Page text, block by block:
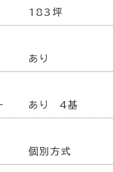
183坪
あり
あり 4基
個別方式